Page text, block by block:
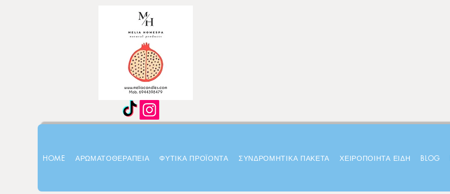
HOME ΑΡΩΜΑΤΟΘΕΡΑΠΕΙΑ ΦΥΤΙΚΑ ΠΡΟΪΟΝΤΑ ΣΥΝΔΡΟΜΗΤΙΚΑ ΠΑΚΕΤΑ ΧΕΙΡΟΠΟΙΗΤΑ ΕΙΔΗ BLOG